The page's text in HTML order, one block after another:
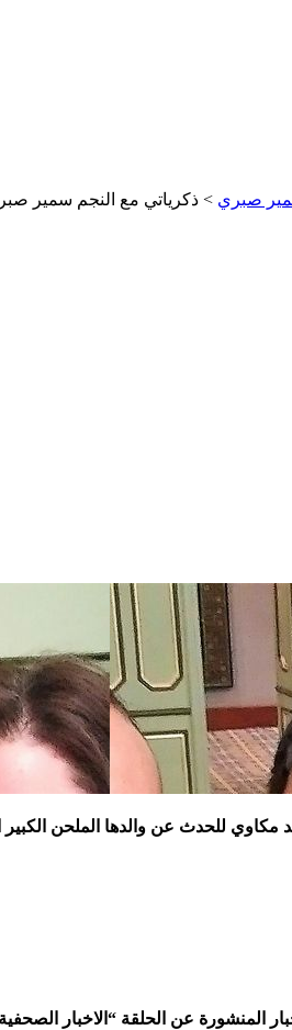
صبري > ذكرياتي مع النجم سمير
للحدث عن والدها الملحن
المنشورة عن الحلقة “الاخبار